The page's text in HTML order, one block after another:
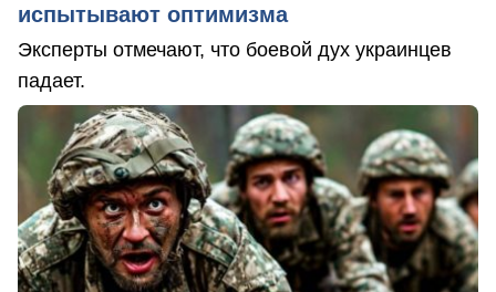
испытывают оптимизма
Эксперты отмечают, что боевой дух украинцев
падает.